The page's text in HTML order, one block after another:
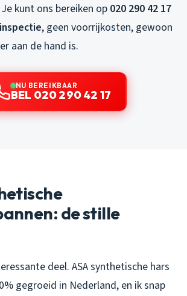
kunt ons bereiken op 020 290 42 17
, geen voorrijkosten, gewoon
aan de hand is.
NU BEREIKBAAR
BEL 020 290 42 17
de stille
deel. ASA synthetische hars
gegroeid in Nederland, en ik snap